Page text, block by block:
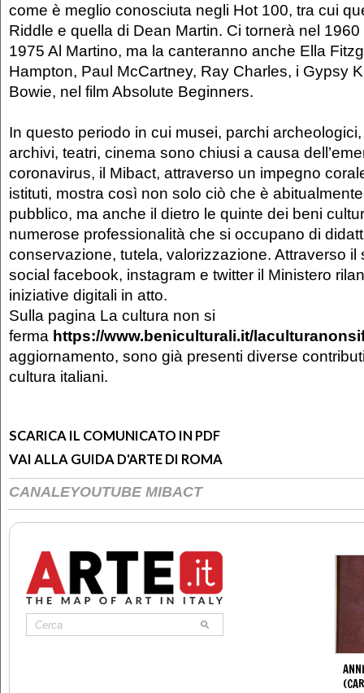
come è meglio conosciuta negli Hot 100, tra cui
Riddle e quella di Dean Martin. Ci tornerà nel
1975 Al Martino, ma la canteranno anche Ella
Hampton, Paul McCartney, Ray Charles, i Gypsy
Bowie, nel film Absolute Beginners.
In questo periodo in cui musei, parchi
archivi, teatri, cinema sono chiusi a causa
coronavirus, il Mibact, attraverso un impegno
istituti, mostra così non solo ciò che è
pubblico, ma anche il dietro le quinte dei beni
numerose professionalità che si occupano di
conservazione, tutela, valorizzazione. Attraverso il
social facebook, instagram e twitter il Ministero
iniziative digitali in atto.
Sulla pagina La cultura non si
ferma https://www.beniculturali.it/
aggiornamento, sono già presenti diverse
cultura italiani.
SCARICA IL COMUNICATO IN PDF
VAI ALLA GUIDA D'ARTE DI ROMA
CANALEYOUTUBE MIBACT